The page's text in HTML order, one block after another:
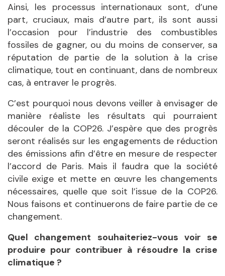
Ainsi, les processus internationaux sont, d’une
part, cruciaux, mais d’autre part, ils sont aussi
l’occasion pour l’industrie des combustibles
fossiles de gagner, ou du moins de conserver, sa
réputation de partie de la solution à la crise
climatique, tout en continuant, dans de nombreux
cas, à entraver le progrès.
C’est pourquoi nous devons veiller à envisager de
manière réaliste les résultats qui pourraient
découler de la COP26. J’espère que des progrès
seront réalisés sur les engagements de réduction
des émissions afin d’être en mesure de respecter
l’accord de Paris. Mais il faudra que la société
civile exige et mette en œuvre les changements
nécessaires, quelle que soit l’issue de la COP26.
Nous faisons et continuerons de faire partie de ce
changement.
Quel changement souhaiteriez-vous voir se
produire pour contribuer à résoudre la crise
climatique ?